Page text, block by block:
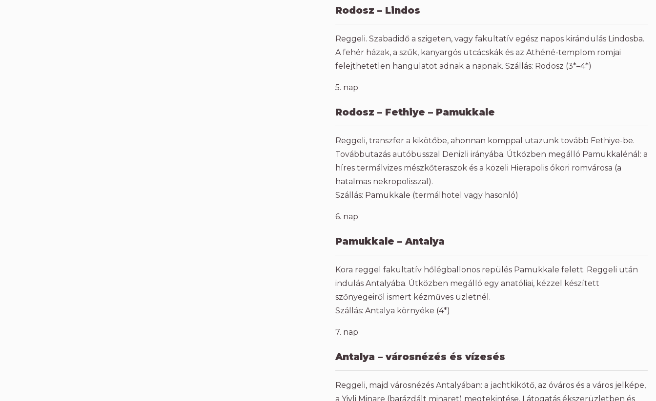
Rodosz – Lindos
Reggeli. Szabadidő a szigeten, vagy fakultatív egész napos kirándulás Lindosba.
A fehér házak, a szűk, kanyargós utcácskák és az Athéné-templom romjai
felejthetetlen hangulatot adnak a napnak. Szállás: Rodosz (3*–4*)
5. nap
Rodosz – Fethiye – Pamukkale
Reggeli, transzfer a kikötőbe, ahonnan komppal utazunk tovább Fethiye-be.
Továbbutazás autóbusszal Denizli irányába. Útközben megálló Pamukkalénál: a
híres termálvizes mészkőteraszok és a közeli Hierapolis ókori romvárosa (a
hatalmas nekropolisszal).
Szállás: Pamukkale (termálhotel vagy hasonló)
6. nap
Pamukkale – Antalya
Kora reggel fakultatív hőlégballonos repülés Pamukkale felett. Reggeli után
indulás Antalyába. Útközben megálló egy anatóliai, kézzel készített
szőnyegeiről ismert kézműves üzletnél.
Szállás: Antalya környéke (4*)
7. nap
Antalya – városnézés és vízesés
Reggeli, majd városnézés Antalyában: a jachtkikötő, az óváros és a város jelképe,
a Yivli Minare (barázdált minaret) megtekintése. Látogatás ékszerüzletben és